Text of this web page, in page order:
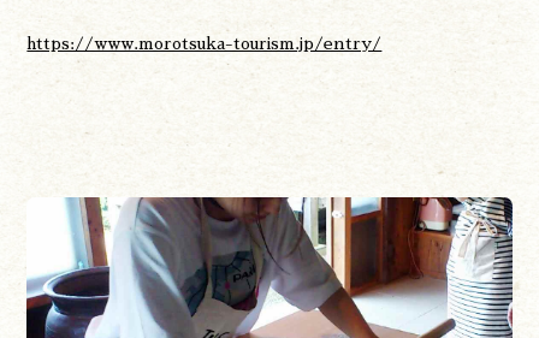
https://www.morotsuka-tourism.jp/entry/